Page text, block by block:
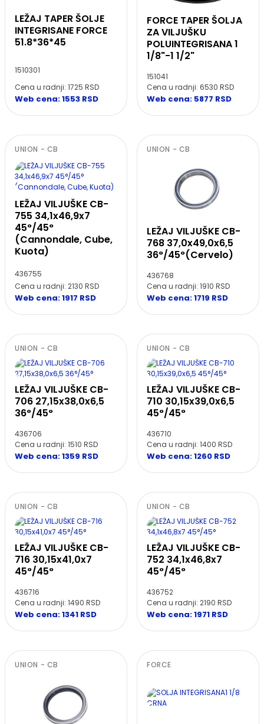
LEŽAJ TAPER ŠOLJE
INTEGRISANE FORCE
51.8*36*45
1510301
Cena u radnji: 1725 RSD
Web cena: 1553 RSD
FORCE TAPER ŠOLJA
ZA VILJUŠKU
POLUINTEGRISANA 1
1/8"-1 1/2"
151041
Cena u radnji: 6530 RSD
Web cena: 5877 RSD
UNION - CB
LEŽAJ VILJUŠKE CB-
755 34,1x46,9x7
45°/45°
(Cannondale, Cube,
Kuota)
436755
Cena u radnji: 2130 RSD
Web cena: 1917 RSD
UNION - CB
LEŽAJ VILJUŠKE CB-
768 37,0x49,0x6,5
36°/45°(Cervelo)
436768
Cena u radnji: 1910 RSD
Web cena: 1719 RSD
UNION - CB
LEŽAJ VILJUŠKE CB-
706 27,15x38,0x6,5
36°/45°
436706
Cena u radnji: 1510 RSD
Web cena: 1359 RSD
UNION - CB
LEŽAJ VILJUŠKE CB-
710 30,15x39,0x6,5
45°/45°
436710
Cena u radnji: 1400 RSD
Web cena: 1260 RSD
UNION - CB
LEŽAJ VILJUŠKE CB-
716 30,15x41,0x7
45°/45°
436716
Cena u radnji: 1490 RSD
Web cena: 1341 RSD
UNION - CB
LEŽAJ VILJUŠKE CB-
752 34,1x46,8x7
45°/45°
436752
Cena u radnji: 2190 RSD
Web cena: 1971 RSD
UNION - CB FORCE